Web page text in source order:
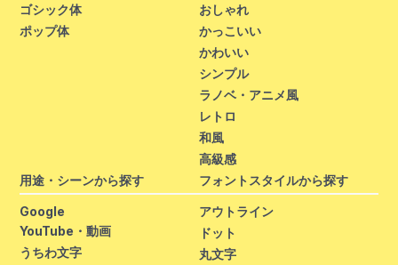
ゴシック体
ポップ体
おしゃれ
かっこいい
かわいい
シンプル
ラノベ・アニメ風
レトロ
和風
高級感
用途・シーンから探す
Google
YouTube・動画
うちわ文字
フォントスタイルから探す
アウトライン
ドット
丸文字